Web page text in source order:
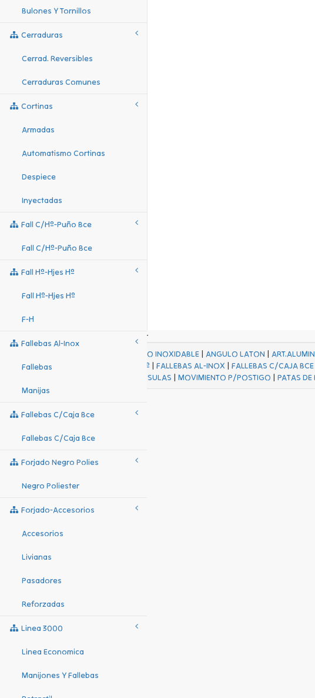
Bulones Y Tornillos
Cerraduras
Cerrad. Reversibles
Cerraduras Comunes
Cortinas
Armadas
Automatismo Cortinas
Despiece
Inyectadas
Fall C/hº-Puño Bce
Fall C/hº-Puño Bce
Fall Hº-Hjes Hº
Fall Hº-Hjes Hº
F-H
Fallebas Al-Inox
Fallebas
Manijas
Fallebas C/caja Bce
Fallebas C/caja Bce
Forjado Negro Polies
Negro Poliester
Forjado-Accesorios
Accesorios
Livianas
Pasadores
Reforzadas
Linea 3000
Linea Economica
Manijones Y Fallebas
ACERO INOXIDABLE| ANGULO LATON |
FALL Hº-HJES Hº |FALLEBAS AL-INOX |FALLEBAS C/CAJA BCE
MENSULAS | MOVIMIENTO P/POSTIGO | PATAS